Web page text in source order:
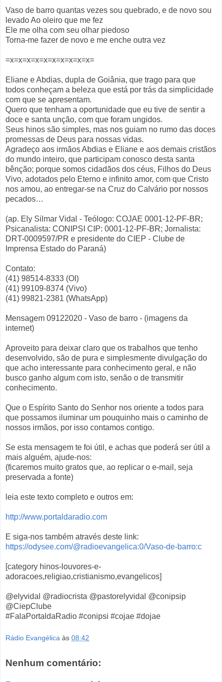
Vaso de barro quantas vezes sou quebrado, e de novo sou
levado Ao oleiro que me fez
Ele me olha com seu olhar piedoso
Torna-me fazer de novo e me enche outra vez
=x=x=x=x=x=x=x=x=x=x=
Eliane e Abdias, dupla de Goiânia, que trago para que
todos conheçam a beleza que está por trás da simplicidade
com que se apresentam.
Quero que tenham a oportunidade que eu tive de sentir a
doce e santa unção, com que foram ungidos.
Seus hinos são simples, mas nos guiam no rumo das doces
promessas de Deus para nossas vidas.
Agradeço aos irmãos Abdias e Eliane e aos demais cristãos
do mundo inteiro, que participam conosco desta santa
bênção; porque somos cidadãos dos céus, Filhos do Deus
Vivo, adotados pelo Eterno e infinito amor, com que Cristo
nos amou, ao entregar-se na Cruz do Calvário por nossos
pecados…
(ap. Ely Silmar Vidal - Teólogo: COJAE 0001-12-PF-BR;
Psicanalista: CONIPSI CIP: 0001-12-PF-BR; Jornalista:
DRT-0009597/PR e presidente do CIEP - Clube de
Imprensa Estado do Paraná)
Contato:
(41) 98514-8333 (OI)
(41) 99109-8374 (Vivo)
(41) 99821-2381 (WhatsApp)
Mensagem 09122020 - Vaso de barro - (imagens da
internet)
Aproveito para deixar claro que os trabalhos que tenho
desenvolvido, são de pura e simplesmente divulgação do
que acho interessante para conhecimento geral, e não
busco ganho algum com isto, senão o de transmitir
conhecimento.
Que o Espírito Santo do Senhor nos oriente a todos para
que possamos iluminar um pouquinho mais o caminho de
nossos irmãos, por isso contamos contigo.
Se esta mensagem te foi útil, e achas que poderá ser útil a
mais alguém, ajude-nos:
(ficaremos muito gratos que, ao replicar o e-mail, seja
preservada a fonte)
leia este texto completo e outros em:
http://www.portaldaradio.com
E siga-nos também através deste link:
https://odysee.com/@radioevangelica:0/Vaso-de-barro:c
[category hinos-louvores-e-
adoracoes,religiao,cristianismo,evangelicos]
@elyvidal @radiocrista @pastorelyvidal @conipsip
@CiepClube
#FalaPortaldaRadio #conipsi #cojae #dojae
Rádio Evangélica às 08:42
Nenhum comentário: